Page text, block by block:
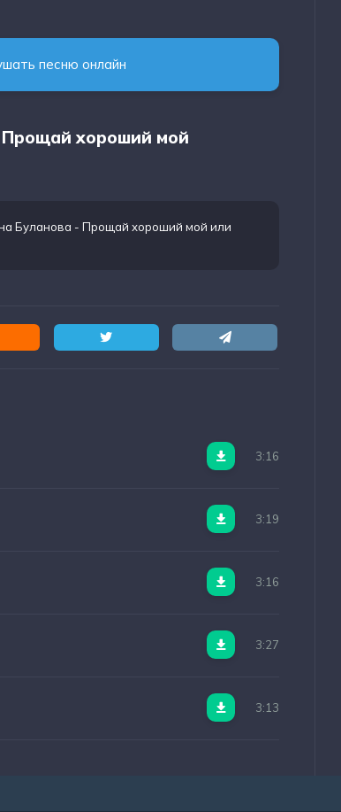
песню онлайн
Прощай хороший мой
Буланова - Прощай хороший мой или
3:16
3:19
3:16
3:27
3:13